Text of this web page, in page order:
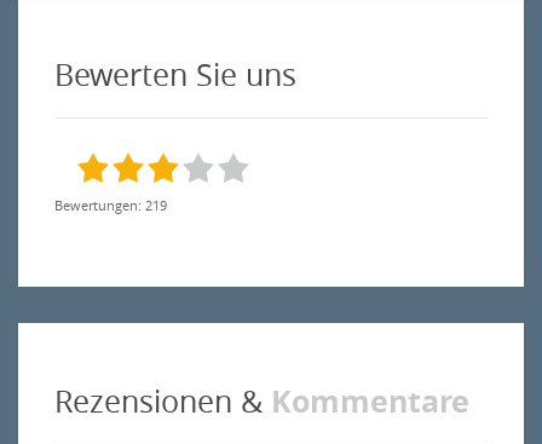
Bewerten Sie uns
Bewertungen: 219
Rezensionen & Kommentare